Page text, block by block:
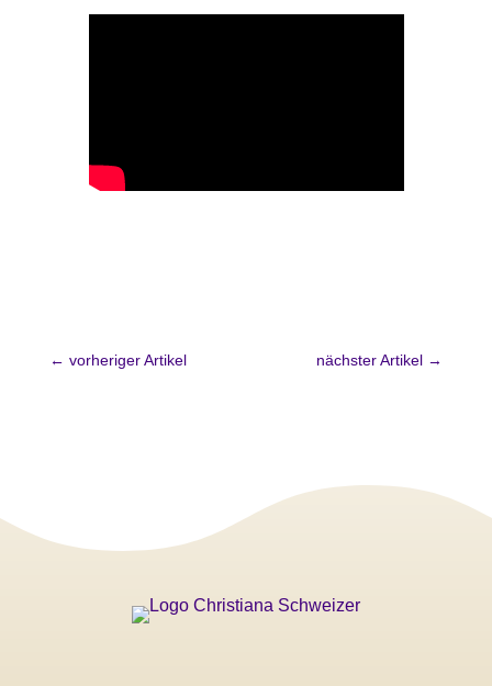
← vorheriger Artikel nächster Artikel →